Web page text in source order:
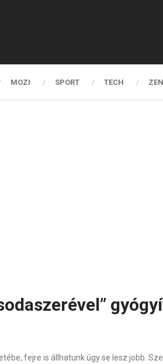
MOZI SPORT TECH
fejre is állhatunk úgy se lesz jobb.